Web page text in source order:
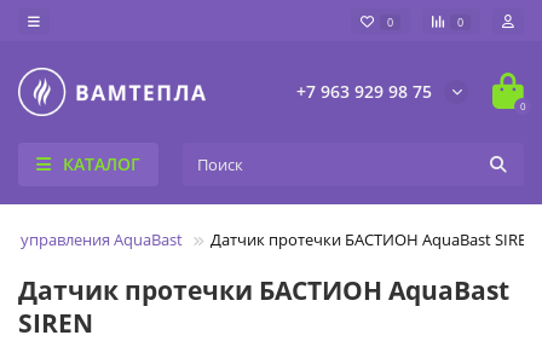
0 0
+7 963 929 98 75
0
КАТАЛОГ
управления AquaBast Датчик протечки БАСТИОН AquaBast SIREN
Датчик протечки БАСТИОН AquaBast
SIREN